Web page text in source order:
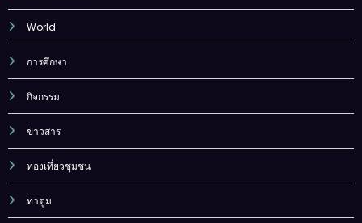
World
การศึกษา
กิจกรรม
ข่าวสาร
ท่องเที่ยวชุมชน
ท่าตูม